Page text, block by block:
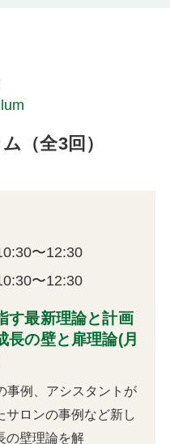
（全3回）
〜12:30
〜12:30
す最新理論と計画
の壁と扉理論(月
事例、アシスタントが
サロンの事例など新し
の壁理論を解